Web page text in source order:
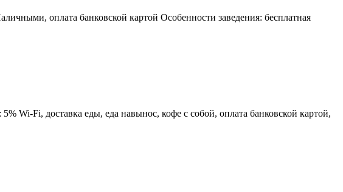
оплата банковской картой Особенности заведения: бесплатная
Wi-Fi, доставка еды, еда навынос, кофе с собой, оплата банковской картой,